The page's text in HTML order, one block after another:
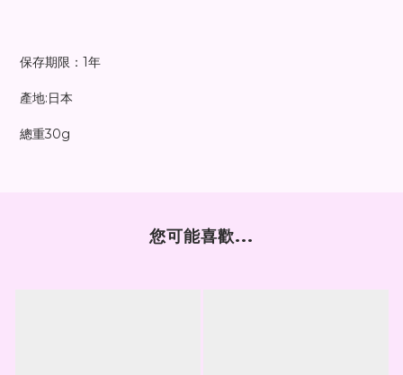
保存期限：1年
產地:日本
總重30g
您可能喜歡...